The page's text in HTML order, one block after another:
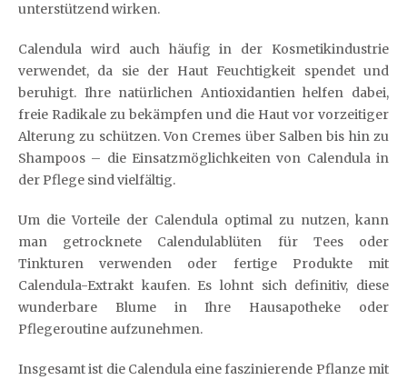
unterstützend wirken.
Calendula wird auch häufig in der Kosmetikindustrie
verwendet, da sie der Haut Feuchtigkeit spendet und
beruhigt. Ihre natürlichen Antioxidantien helfen dabei,
freie Radikale zu bekämpfen und die Haut vor vorzeitiger
Alterung zu schützen. Von Cremes über Salben bis hin zu
Shampoos – die Einsatzmöglichkeiten von Calendula in
der Pflege sind vielfältig.
Um die Vorteile der Calendula optimal zu nutzen, kann
man getrocknete Calendulablüten für Tees oder
Tinkturen verwenden oder fertige Produkte mit
Calendula-Extrakt kaufen. Es lohnt sich definitiv, diese
wunderbare Blume in Ihre Hausapotheke oder
Pflegeroutine aufzunehmen.
Insgesamt ist die Calendula eine faszinierende Pflanze mit